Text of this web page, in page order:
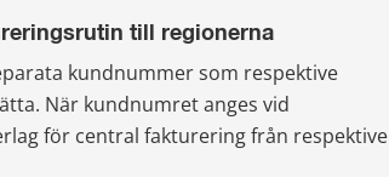
till regionerna
kundnummer som respektive
När kundnumret anges vid
för central fakturering från respektive